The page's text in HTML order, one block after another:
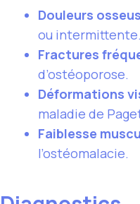
Douleurs
ou intermittente.
Fractures
d’ostéoporose.
Déformations
maladie de
Faiblesse
l’ostéomalacie.